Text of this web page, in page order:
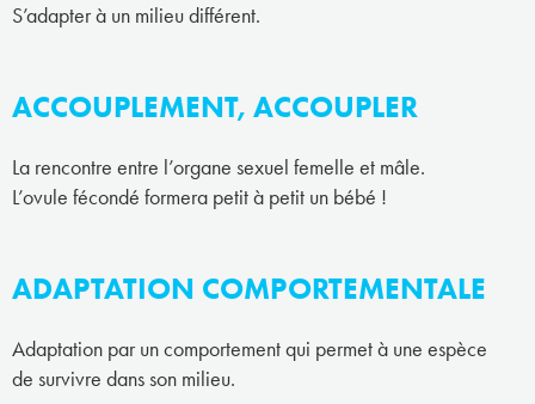
S’adapter à un milieu différent.
ACCOUPLEMENT, ACCOUPLER
La rencontre entre l’organe sexuel femelle et mâle.
L’ovule fécondé formera petit à petit un bébé !
ADAPTATION COMPORTEMENTALE
Adaptation par un comportement qui permet à une espèce
de survivre dans son milieu.